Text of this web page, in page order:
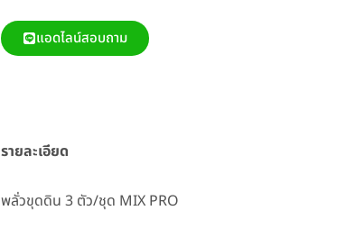
แอดไลน์สอบถาม
รายละเอียด
พลั่วขุดดิน 3 ตัว/ชุด MIX PRO